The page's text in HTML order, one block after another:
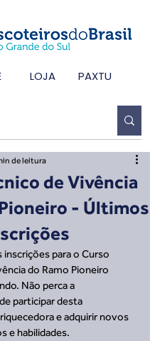
LOJA PAXTU
de Vivência
- Últimos
de leitura
para o Curso
do Ramo Pioneiro
Não perca a
participar desta
e adquirir novos
e habilidades.